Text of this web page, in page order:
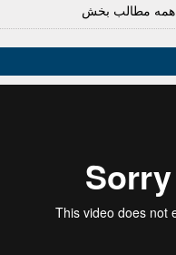
همه مطالب بخش